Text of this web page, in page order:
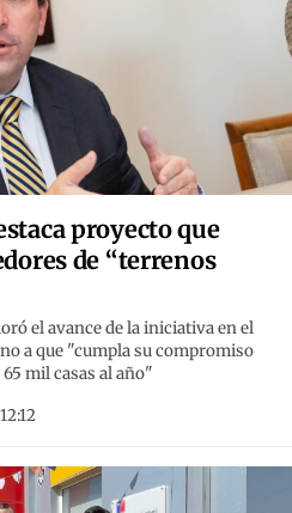
proyecto que
de “terrenos
el avance de la iniciativa en el
a que "cumpla su compromiso
mil casas al año"